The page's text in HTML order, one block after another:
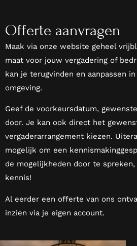
Offerte aanvragen
Maak via onze website geheel
maat voor jouw vergadering of
kan je terugvinden en aanpassen
omgeving.
Geef de voorkeursdatum,
door. Je kan ook direct het
vergaderarrangement kiezen.
mogelijk om een
de mogelijkheden door te spreken,
kennis!
Al eerder een offerte van ons
inzien via je eigen account.